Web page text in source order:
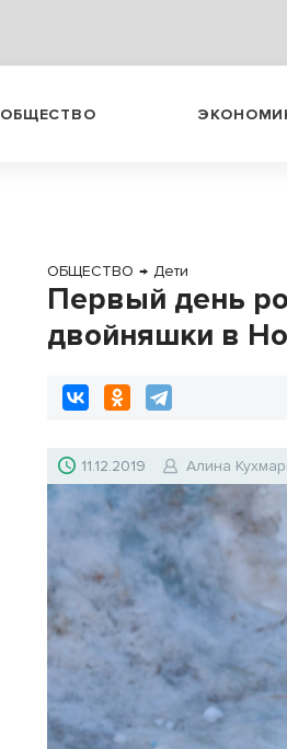
ОБЩЕСТВО
ОБЩЕСТВО → Дети
Первый день
двойняшки в
11.12.2019 Алина